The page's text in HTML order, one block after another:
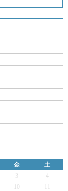
金
土
3
4